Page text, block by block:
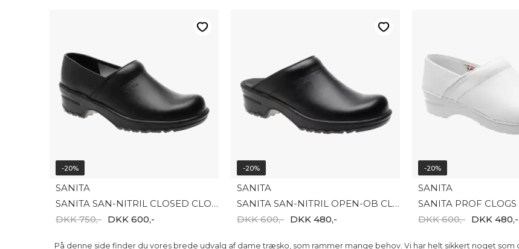
-20%
SANITA
SANITA SAN-NITRIL CLOSED CLOGS 1501082
DKK 750,- DKK 600,-
-20%
SANITA
SANITA SAN-NITRIL OPEN-OB CLOGS 1501080
DKK 600,- DKK 480,-
-20%
SANITA
SANITA PROF
DKK 600,- DKK 480,-
På denne side finder du vores brede udvalg af dame træsko, som rammer mange behov. Vi har helt sikkert noget